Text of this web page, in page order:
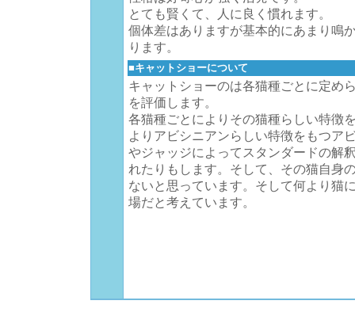
とても賢くて、人に良く慣れます。
個体差はありますが基本的にあまり鳴
ります。
■キャットショーについて
キャットショーのは各猫種ごとに定め
を評価します。
各猫種ごとによりその猫種らしい特徴
よりアビシニアンらしい特徴をもつア
やジャッジによってスタンダードの解
れたりもします。そして、その猫自身
ないと思っています。そして何より猫
場だと考えています。